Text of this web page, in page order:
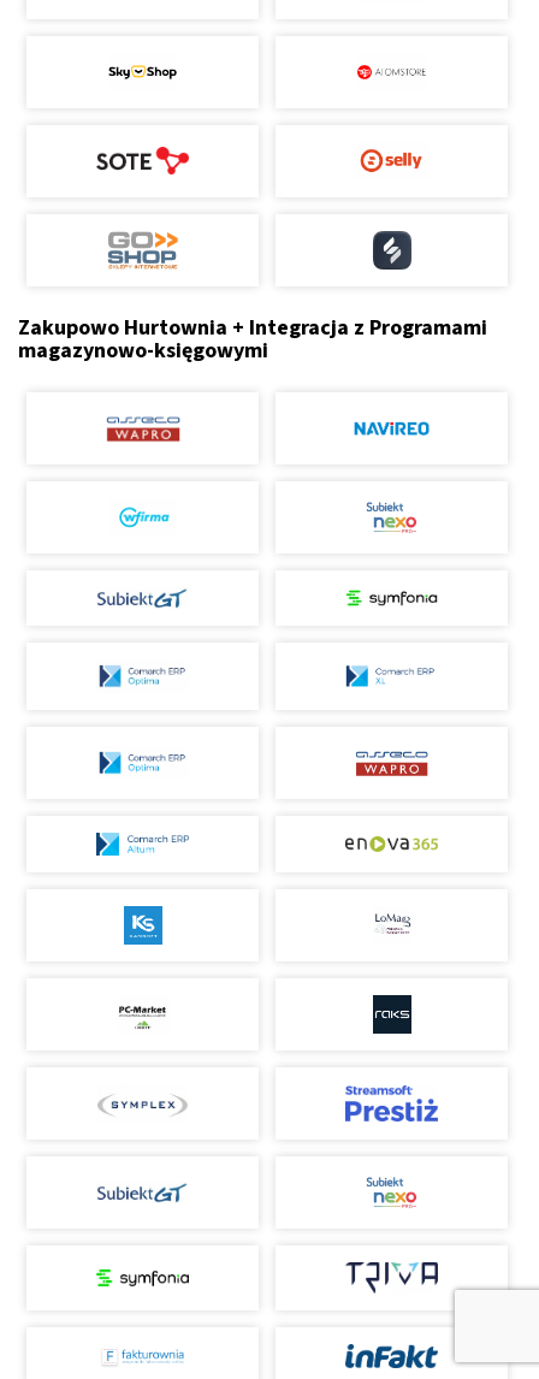
Zakupowo Hurtownia + Integracja z Programami
magazynowo-księgowymi